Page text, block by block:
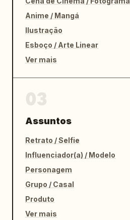
Anime / Mangá
Ilustração
Esboço / Arte Linear
Ver mais
Assuntos
Retrato / Selfie
Influenciador(a) / Modelo
Personagem
Grupo / Casal
Produto
Ver mais